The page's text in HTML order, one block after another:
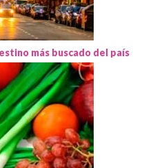
más buscado del país